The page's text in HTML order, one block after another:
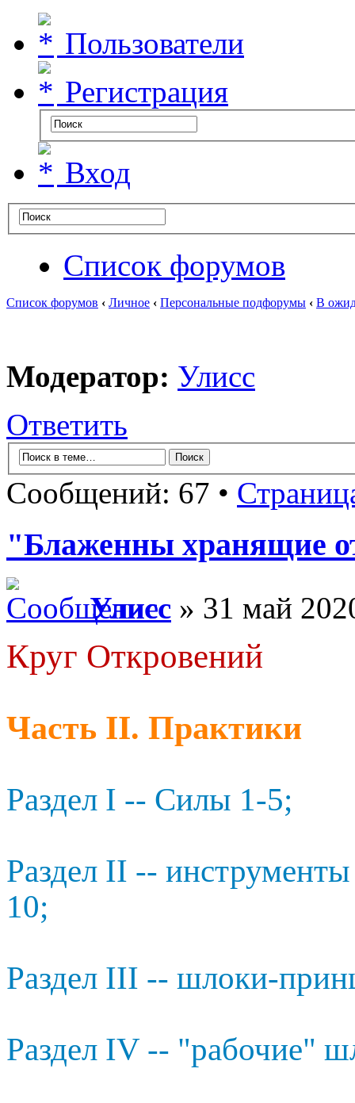
Пользователи
Регистрация
Вход
Список форумов
Список форумов ‹ Личное ‹ Персональные подфорумы ‹ В
Модератор: Улисс
Ответить
Сообщений: 67 •
"Блаженны хранящие
Улисс » 31 май
Круг Откровений
Часть II. Практики
Раздел I -- Силы 1-5;
Раздел II --
10;
Раздел III -- шлоки-
Раздел IV -- "рабочие"